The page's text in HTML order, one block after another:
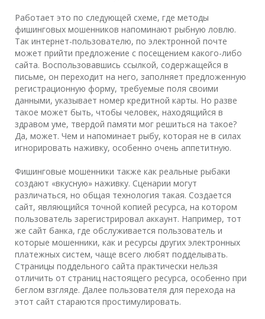
Работает это по следующей схеме, где методы
фишинговых мошенников напоминают рыбную ловлю.
Так интернет-пользователю, по электронной почте
может прийти предложение с посещением какого-либо
сайта. Воспользовавшись ссылкой, содержащейся в
письме, он переходит на него, заполняет предложенную
регистрационную форму, требуемые поля своими
данными, указывает номер кредитной карты. Но разве
такое может быть, чтобы человек, находящийся в
здравом уме, твердой памяти мог решиться на такое?
Да, может. Чем и напоминает рыбу, которая не в силах
игнорировать наживку, особенно очень аппетитную.
Фишинговые мошенники также как реальные рыбаки
создают «вкусную» наживку. Сценарии могут
различаться, но общая технология такая. Создается
сайт, являющийся точной копией ресурса, на котором
пользователь зарегистрировал аккаунт. Например, тот
же сайт банка, где обслуживается пользователь и
которые мошенники, как и ресурсы других электронных
платежных систем, чаще всего любят подделывать.
Страницы поддельного сайта практически нельзя
отличить от страниц настоящего ресурса, особенно при
беглом взгляде. Далее пользователя для перехода на
этот сайт стараются простимулировать.